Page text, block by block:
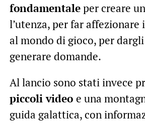
fondamentaleper creare
l’utenza, per far
al mondo di gioco, per
generare domande.
Al lancio sono stati invece
piccoli video e una
guida galattica, con